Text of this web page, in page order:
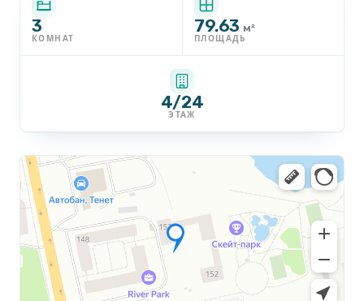
3
КОМНАТ
79.63 м²
ПЛОЩАДЬ
4/24
ЭТАЖ